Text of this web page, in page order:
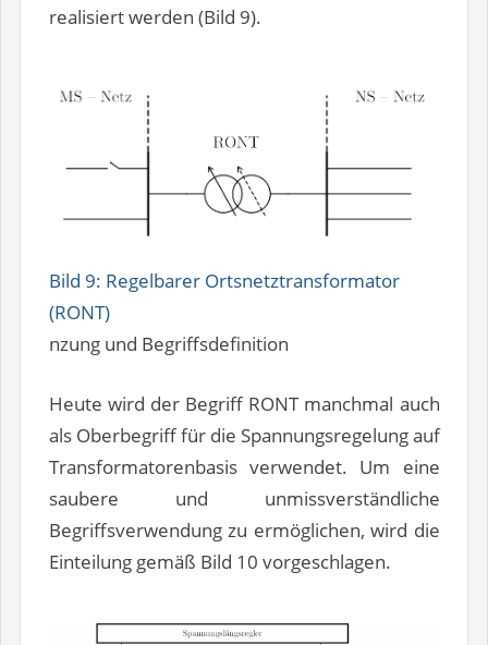
realisiert werden (Bild 9).
Bild 9: Regelbarer Ortsnetztransformator
(RONT)
nzung und Begriffsdefinition
Heute wird der Begriff RONT manchmal auch
als Oberbegriff für die Spannungsregelung auf
Transformatorenbasis verwendet. Um eine
saubere und unmissverständliche
Begriffsverwendung zu ermöglichen, wird die
Einteilung gemäß Bild 10 vorgeschlagen.